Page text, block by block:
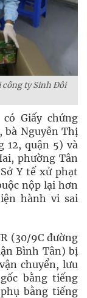
công ty Sinh Đôi
Giấy chứng
bà Nguyễn Thị
12, quận 5) và
phường Tân
Y tế xử phạt
nộp lại hơn
hành vi sai
(30/9C đường
Bình Tân) bị
chuyển, lưu
bằng tiếng
bằng tiếng